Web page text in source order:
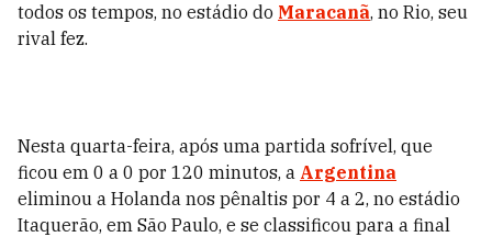
todos os tempos, no estádio do Maracanã, no Rio, seu
rival fez.
Nesta quarta-feira, após uma partida sofrível, que
ficou em 0 a 0 por 120 minutos, a Argentina
eliminou a Holanda nos pênaltis por 4 a 2, no estádio
Itaquerão, em São Paulo, e se classificou para a final